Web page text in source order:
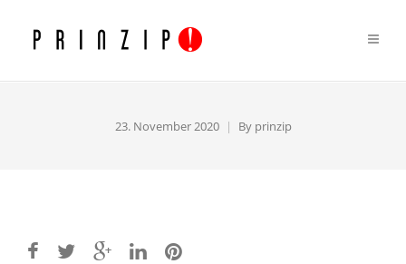
23. November 2020 By prinzip